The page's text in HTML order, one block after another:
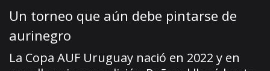
Un torneo que aún debe pintarse de
aurinegro
La Copa AUF Uruguay nació en 2022 y en